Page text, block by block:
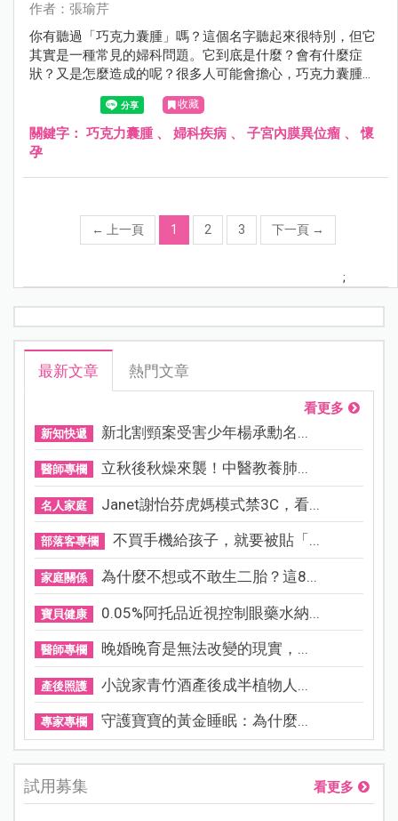
作者：張瑜芹
你有聽過「巧克力囊腫」嗎？這個名字聽起來很特別，但它
其實是一種常見的婦科問題。它到底是什麼？會有什麼症
狀？又是怎麼造成的呢？很多人可能會擔心，巧克力囊腫會
影響懷孕嗎？它會自己消失嗎？如果需要開刀，要多大才需
要？手術後的恢復期又要多久？這篇文章由婦產科張瑜芹醫
師，帶你了解這個影響許多女性健康的問題。
收藏
關鍵字： 巧克力囊腫、 婦科疾病 、 子宮內膜異位瘤 、懷
孕
← 上一頁 1 2 3 下一頁 →
;
最新文章 熱門文章
看更多
新知快遞 新北割頸案受害少年楊承勳名...
醫師專欄 立秋後秋燥來襲！中醫教養肺...
名人家庭 Janet謝怡芬虎媽模式禁3C，看...
部落客專欄 不買手機給孩子，就要被貼「...
家庭關係 為什麼不想或不敢生二胎？這8...
寶貝健康 0.05%阿托品近視控制眼藥水納...
醫師專欄 晚婚晚育是無法改變的現實，...
產後照護 小說家青竹酒產後成半植物人...
專家專欄 守護寶寶的黃金睡眠：為什麼...
試用募集 看更多